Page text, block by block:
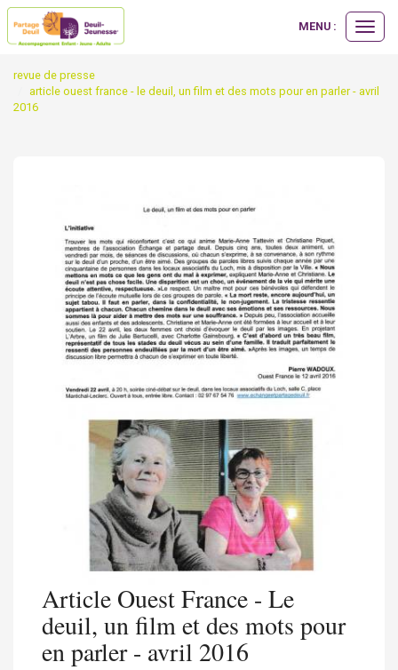
Ouvrir
le
MENU :
revue de presse
article ouest france - le deuil, un film et des mots pour en parler - avril
2016
Article Ouest France - Le
deuil, un film et des mots pour
en parler - avril 2016